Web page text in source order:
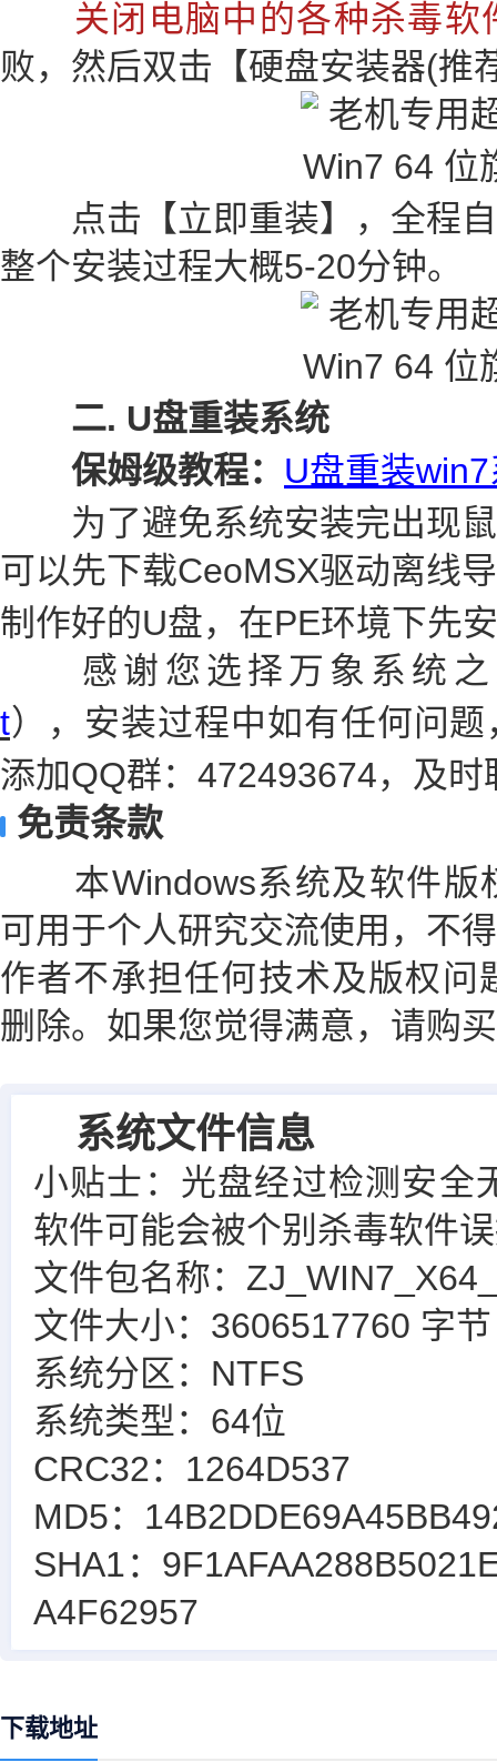
关闭电脑中的各种杀毒软
败，然后双击【硬盘安装器(推
点击【立即重装】，全程自
整个安装过程大概5-20分钟。
二. U盘重装系统
保姆级教程： U盘重装
为了避免系统安装完出现
可以先下载CeoMSX驱动离线
制作好的U盘，在PE环境下先
感谢您选择万象系统之
t），安装过程中如有任何问
添加QQ群：472493674，及
免责条款
本Windows系统及软件版
可用于个人研究交流使用，不
作者不承担任何技术及版权问
删除。如果您觉得满意，请购
系统文件信息
小贴士：光盘经过检测安全
软件可能会被个别杀毒软件
文件包名称：
文件大小：3606517760 字节
系统分区：NTFS
系统类型：64位
CRC32：1264D537
MD5：
SHA1：
A4F62957
下载地址